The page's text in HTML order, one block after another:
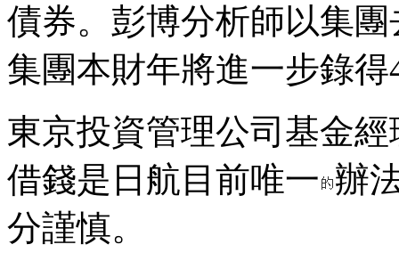
債券。彭博分析師以集
集團本財年將進一步錄
東京投資管理公司基金
借錢是日航目前唯一 辦
分謹慎。